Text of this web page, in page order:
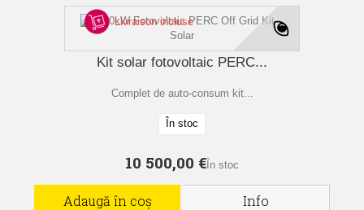
Livraison incluse
Kit solar fotovoltaic PERC...
Complet de auto-consum kit...
În stoc
10 500,00 € În stoc
Adaugă în coș Info